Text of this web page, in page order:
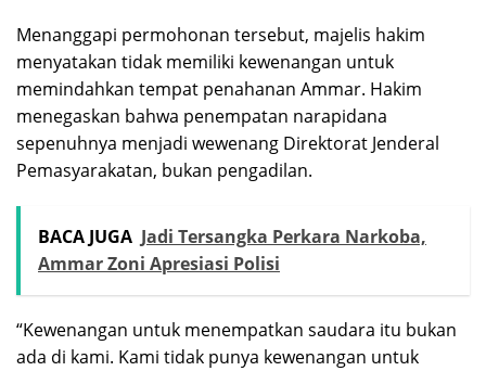
Menanggapi permohonan tersebut, majelis hakim
menyatakan tidak memiliki kewenangan untuk
memindahkan tempat penahanan Ammar. Hakim
menegaskan bahwa penempatan narapidana
sepenuhnya menjadi wewenang Direktorat Jenderal
Pemasyarakatan, bukan pengadilan.
BACA JUGA Jadi Tersangka Perkara Narkoba,
Ammar Zoni Apresiasi Polisi
“Kewenangan untuk menempatkan saudara itu bukan
ada di kami. Kami tidak punya kewenangan untuk